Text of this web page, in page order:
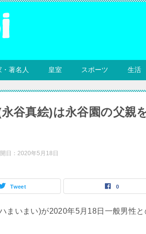
著名人 皇室 スポーツ 生活
永谷真絵)は永谷園の父親
日： 2020年5月18日
Tweet 0
まいまい)が2020年5月18日一般男性と